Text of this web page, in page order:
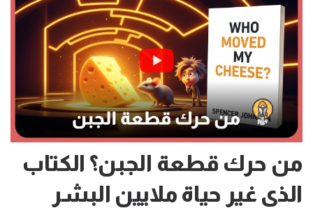
من حرك قطعة الجبن؟ الكتاب
الذي غير حياة ملايين البشر